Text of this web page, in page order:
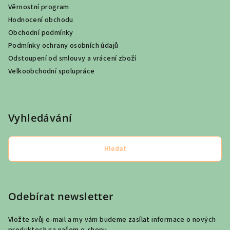
Věrnostní program
Hodnocení obchodu
Obchodní podmínky
Podmínky ochrany osobních údajů
Odstoupení od smlouvy a vrácení zboží
Velkoobchodní spolupráce
Vyhledávání
Hledat
Odebírat newsletter
Vložte svůj e-mail a my vám budeme zasílat informace o nových